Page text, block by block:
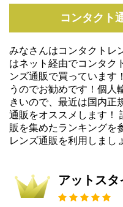
コンタクト
みなさんはコンタクトレ
はネット経由でコンタク
ンズ通販で買っています
うのでお勧めです！個人
きいので、最近は国内正
通販をオススメします！
販を集めたランキングを
レンズ通販を利用しまし
アットスタ